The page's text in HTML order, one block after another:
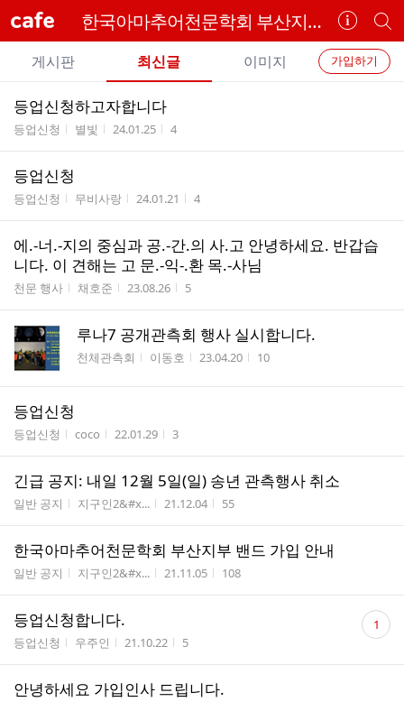
cafe 한국아마추어천문학회 부산지부
카
페
정
보
개
별
카
페
카
페
메
뉴
가입하기
게시판 최신글 이미지
전
체
글
리
등업신청하고자합니다
게시판명
등업신청 작성자
별빛 작성시간
24.01.25 조회수
4
등업신청
게시판명
등업신청 작성자
무비사랑 작성시간
24.01.21 조회수
4
에.-너.-지의 중심과 공.-간.의 사.고 안녕하세요. 반갑습
니다. 이 견해는 고 문.-익-.환 목.-사님
게시판명
천문 행사 작성자
채호준 작성시간
23.08.26 조회수
5
루나7 공개관측회 행사 실시합니다.
게시판명
천체관측회 작성자
이동호 작성시간
23.04.20 조회수
10
등업신청
게시판명
등업신청 작성자
coco 작성시간
22.01.29 조회수
3
긴급 공지: 내일 12월 5일(일) 송년 관측행사 취소
게시판명
일반 공지 작성자
지구인2&#x... 작성시간
21.12.04 조회수
55
한국아마추어천문학회 부산지부 밴드 가입 안내
게시판명
일반 공지 작성자
지구인2&#x... 작성시간
21.11.05 조회수
108
등업신청합니다.
게시판명
등업신청 작성자
우주인 작성시간
21.10.22 조회수
5
댓
글 1
안녕하세요 가입인사 드립니다.